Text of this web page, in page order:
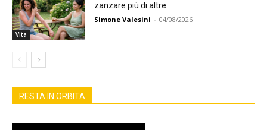
Vita
zanzare più di altre
Simone Valesini - 04/08/2026
RESTA IN ORBITA